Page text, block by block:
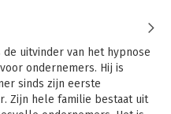
de uitvinder van het hypnose
ondernemers. Hij is
sinds zijn eerste
Zijn hele familie bestaat uit